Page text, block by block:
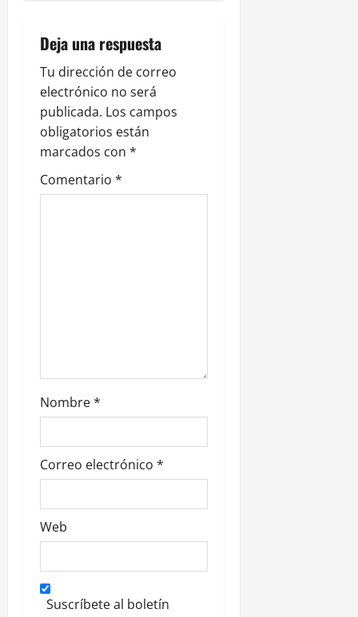
i
ó
n
d
e
d
a
s
Deja una respuesta
Tu dirección de correo
electrónico no será
publicada. Los campos
obligatorios están
marcados con *
Comentario *
Nombre*
Correo electrónico *
Web
Suscríbete al boletín